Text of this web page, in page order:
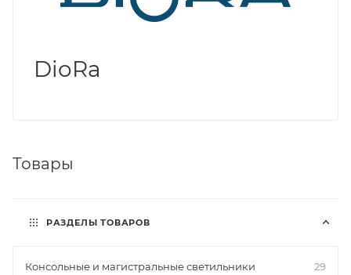
DioRa
Товары
РАЗДЕЛЫ ТОВАРОВ
Консольные и магистральные светильники 29